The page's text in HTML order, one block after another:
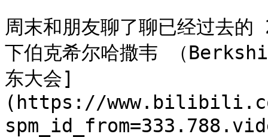
周末和朋友聊了聊已经过去
下伯克希尔哈撒韦 （
东大会]
(https://